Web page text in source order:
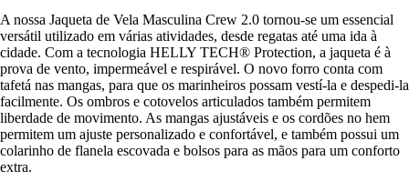
A nossa Jaqueta de Vela Masculina Crew 2.0 tornou-se um essencial
versátil utilizado em várias atividades, desde regatas até uma ida à
cidade. Com a tecnologia HELLY TECH® Protection, a jaqueta é à
prova de vento, impermeável e respirável. O novo forro conta com
tafetá nas mangas, para que os marinheiros possam vestí-la e despedi-la
facilmente. Os ombros e cotovelos articulados também permitem
liberdade de movimento. As mangas ajustáveis e os cordões no hem
permitem um ajuste personalizado e confortável, e também possui um
colarinho de flanela escovada e bolsos para as mãos para um conforto
extra.